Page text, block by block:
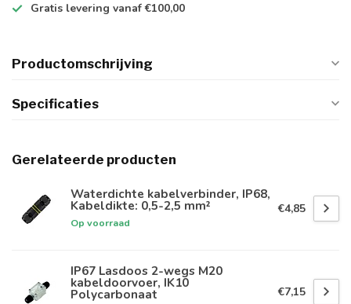
Gratis levering vanaf €100,00
Productomschrijving
Specificaties
Gerelateerde producten
Waterdichte kabelverbinder, IP68,
Kabeldikte: 0,5-2,5 mm²
Op voorraad
€4,85
IP67 Lasdoos 2-wegs M20
kabeldoorvoer, IK10
Polycarbonaat €7,15